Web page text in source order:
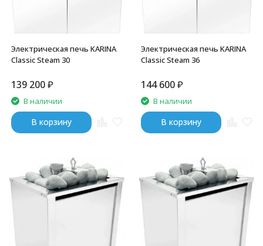
Электрическая печь KARINA
Classic Steam 30
139 200₽
В наличии
В корзину
Электрическая печь KARINA
Classic Steam 36
144 600₽
В наличии
В корзину